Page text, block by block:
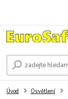
Úvod Osvětlení